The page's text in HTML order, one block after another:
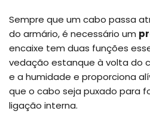
Sempre que um cabo passa
do armário, é necessário um
encaixe tem duas funções
vedação estanque à volta do
e a humidade e proporciona
que o cabo seja puxado para
ligação interna.